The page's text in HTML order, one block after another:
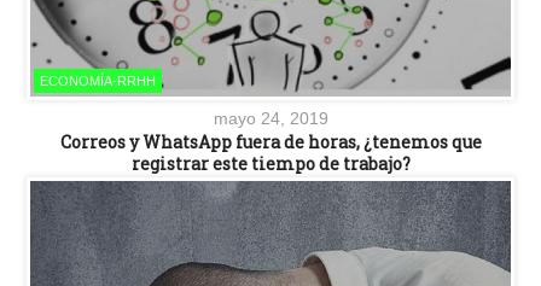
ECONOMÍA-RRHH
mayo 24, 2019
Correos y WhatsApp fuera de horas, ¿tenemos que
registrar este tiempo de trabajo?